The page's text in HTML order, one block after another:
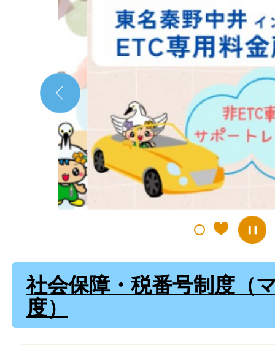
枚
の
ス
ラ
イ
ド
社会保障・税番号制度（
度）